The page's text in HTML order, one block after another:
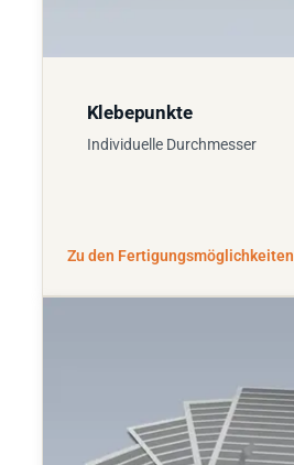
Klebepunkte
Individuelle Durchmesser
Zu den Fertigungsmöglichkeiten